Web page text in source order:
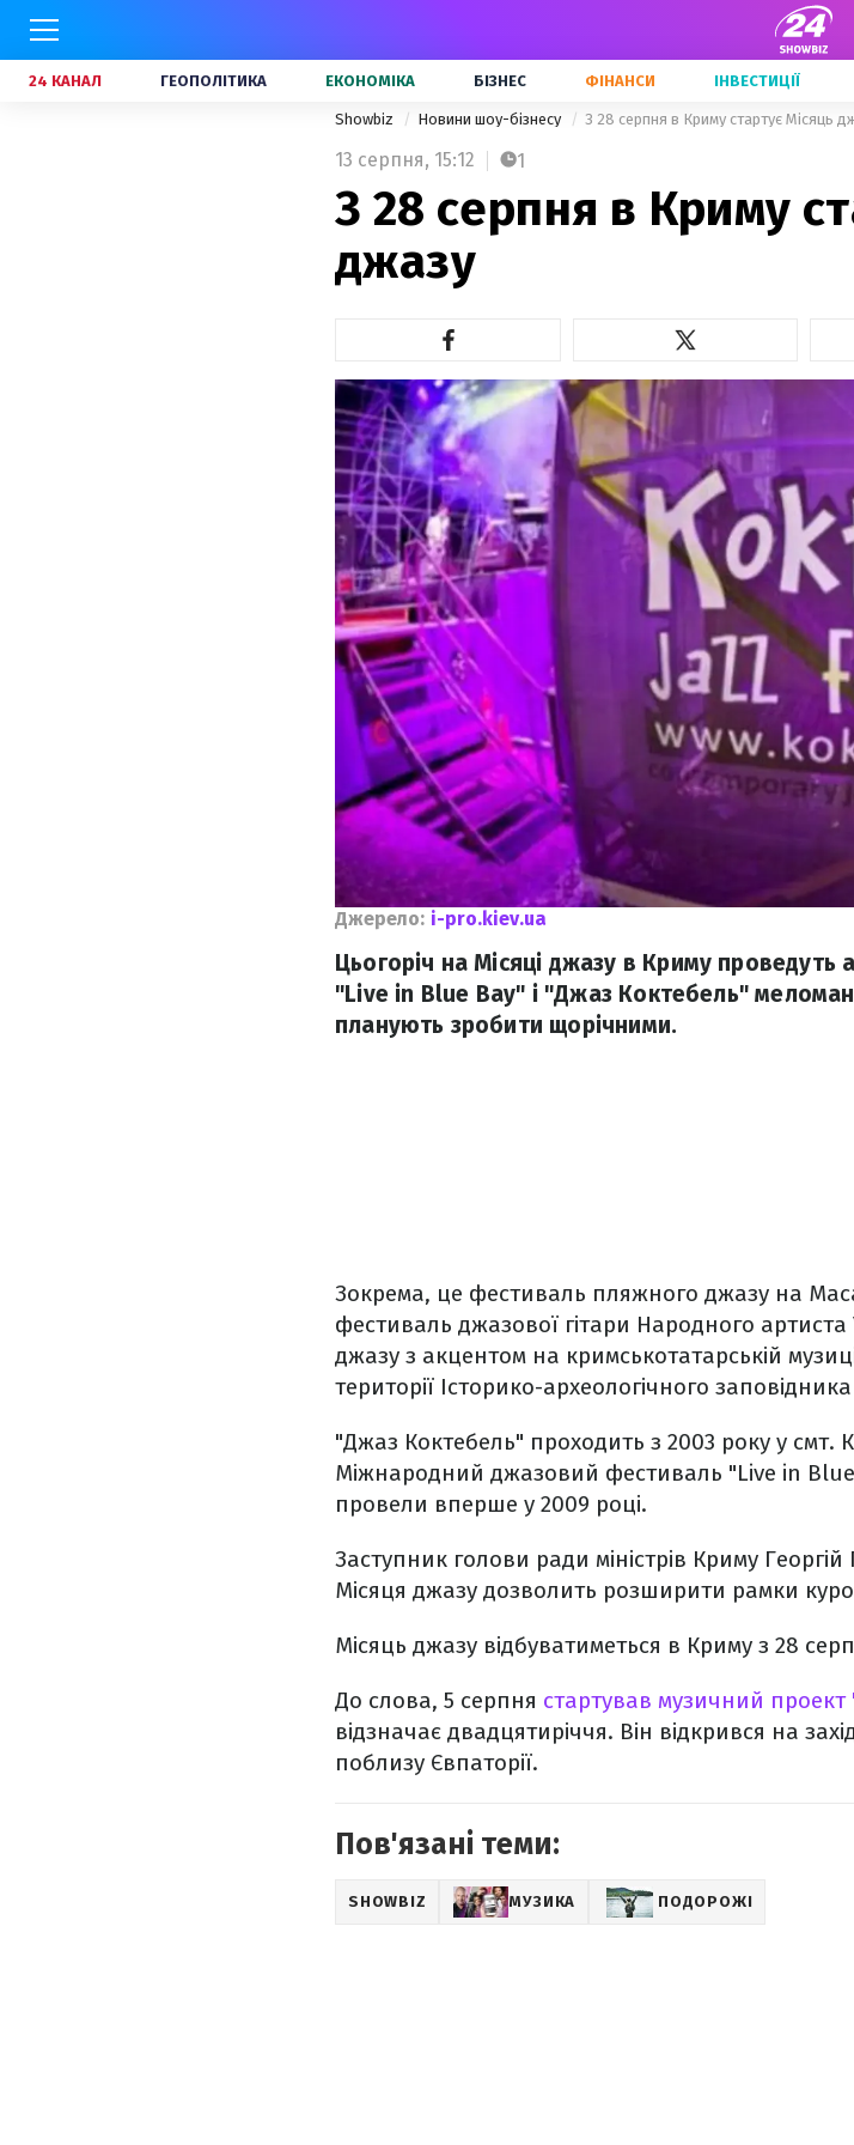
24 КАНАЛ ГЕОПОЛІТИКА ЕКОНОМІКА БІЗНЕС ФІНАНСИ ІНВЕСТИЦІЇ
Showbiz Новини шоу-бізнесу З 28 серпня в Криму стартує Місяць
13 серпня, 15:12 1
З 28 серпня в Криму
джазу
Джерело: i-pro.kiev.ua
Цьогоріч на Місяці джазу в Криму
"Live in Blue Bay" і "Джаз Коктебель"
планують зробити щорічними.
Зокрема, це фестиваль пляжного джазу на
фестиваль джазової гітари Народного
джазу з акцентом на кримськотатарській
території Історико-археологічного
"Джаз Коктебель" проходить з 2003 року у смт.
Міжнародний джазовий фестиваль "Live in
провели вперше у 2009 році.
Заступник голови ради міністрів Криму
Місяця джазу дозволить розширити рамки
Місяць джазу відбуватиметься в Криму з 28
До слова, 5 серпня стартував музичний
відзначає двадцятиріччя. Він відкрився на
поблизу Євпаторії.
Пов'язані теми:
SHOWBIZ МУЗИКА ПОДОРОЖІ